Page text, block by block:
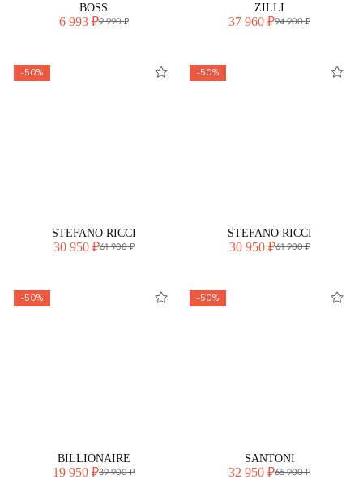
BOSS
6 993 ₽9 990 ₽
ZILLI
37 960 ₽94 900 ₽
-50%
STEFANO RICCI
30 950 ₽61 900 ₽
-50%
STEFANO RICCI
30 950 ₽61 900 ₽
-50%
BILLIONAIRE
19 950 ₽39 900 ₽
-50%
SANTONI
32 950 ₽65 900 ₽